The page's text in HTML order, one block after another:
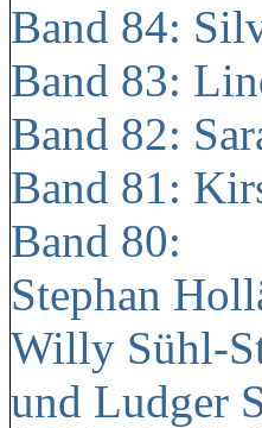
Band 84:
Band 83:
Band 82:
Band 81:
Band 80:
Stephan
Willy Sühl-
und Ludger